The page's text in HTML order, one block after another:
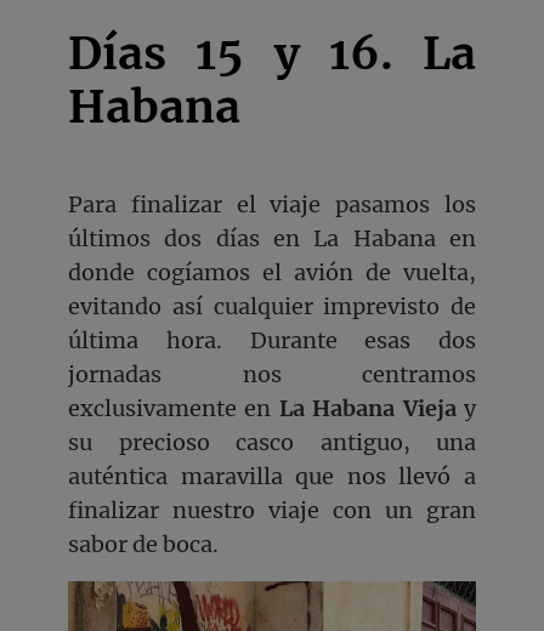
Días 15 y 16. La
Habana
Para finalizar el viaje pasamos los
últimos dos días en La Habana en
donde cogíamos el avión de vuelta,
evitando así cualquier imprevisto de
última hora. Durante esas dos
jornadas nos centramos
exclusivamente en La Habana Viejay
su precioso casco antiguo, una
auténtica maravilla que nos llevó a
finalizar nuestro viaje con un gran
sabor de boca.